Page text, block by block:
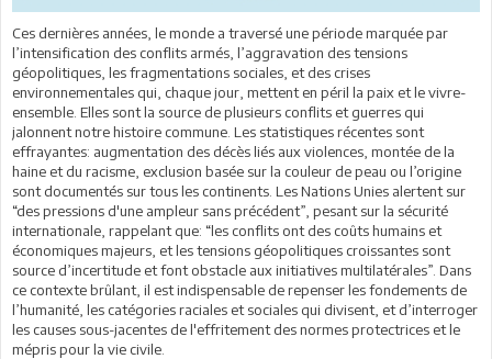
Ces dernières années, le monde a traversé une période marquée par
l’intensification des conflits armés, l’aggravation des tensions
géopolitiques, les fragmentations sociales, et des crises
environnementales qui, chaque jour, mettent en péril la paix et le vivre-
ensemble. Elles sont la source de plusieurs conflits et guerres qui
jalonnent notre histoire commune. Les statistiques récentes sont
effrayantes: augmentation des décès liés aux violences, montée de la
haine et du racisme, exclusion basée sur la couleur de peau ou l’origine
sont documentés sur tous les continents. Les Nations Unies alertent sur
“des pressions d'une ampleur sans précédent”, pesant sur la sécurité
internationale, rappelant que: “les conflits ont des coûts humains et
économiques majeurs, et les tensions géopolitiques croissantes sont
source d’incertitude et font obstacle aux initiatives multilatérales”. Dans
ce contexte brûlant, il est indispensable de repenser les fondements de
l’humanité, les catégories raciales et sociales qui divisent, et d’interroger
les causes sous-jacentes de l'effritement des normes protectrices et le
mépris pour la vie civile.